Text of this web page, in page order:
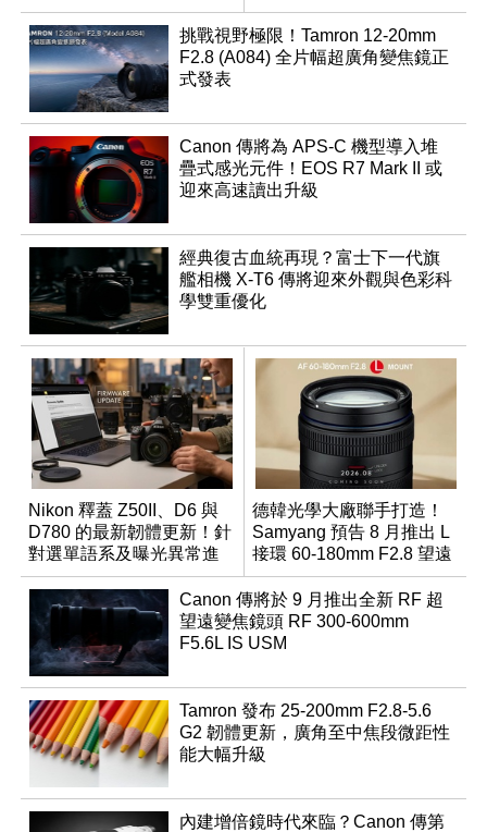
挑戰視野極限！Tamron 12-20mm
F2.8 (A084) 全片幅超廣角變焦鏡正
式發表
Canon 傳將為 APS-C 機型導入堆
疊式感光元件！EOS R7 Mark II 或
迎來高速讀出升級
經典復古血統再現？富士下一代旗
艦相機 X-T6 傳將迎來外觀與色彩科
學雙重優化
Nikon 釋蓋 Z50II、D6 與
D780 的最新韌體更新！針
對選單語系及曝光異常進
行修復
德韓光學大廠聯手打造！
Samyang 預告 8 月推出 L
接環 60-180mm F2.8 望遠
變焦鏡
Canon 傳將於 9 月推出全新 RF 超
望遠變焦鏡頭 RF 300-600mm
F5.6L IS USM
Tamron 發布 25-200mm F2.8-5.6
G2 韌體更新，廣角至中焦段微距性
能大幅升級
內建增倍鏡時代來臨？Canon 傳第